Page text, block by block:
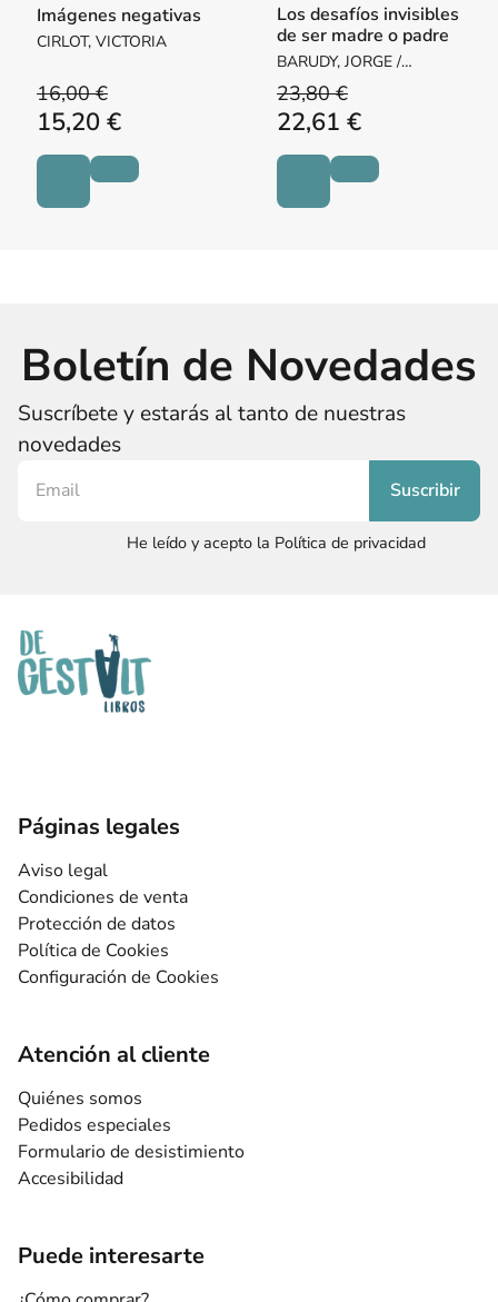
Imágenes negativas
CIRLOT, VICTORIA
16,00 €
15,20 €
Los desafíos invisibles
de ser madre o padre
BARUDY, JORGE /
DANTAGNAN, MARYORIE
23,80 €
22,61 €
Boletín de Novedades
Suscríbete y estarás al tanto de nuestras
novedades
He leído y acepto la Política de privacidad
Páginas legales
Aviso legal
Condiciones de venta
Protección de datos
Política de Cookies
Configuración de Cookies
Atención al cliente
Quiénes somos
Pedidos especiales
Formulario de desistimiento
Accesibilidad
Puede interesarte